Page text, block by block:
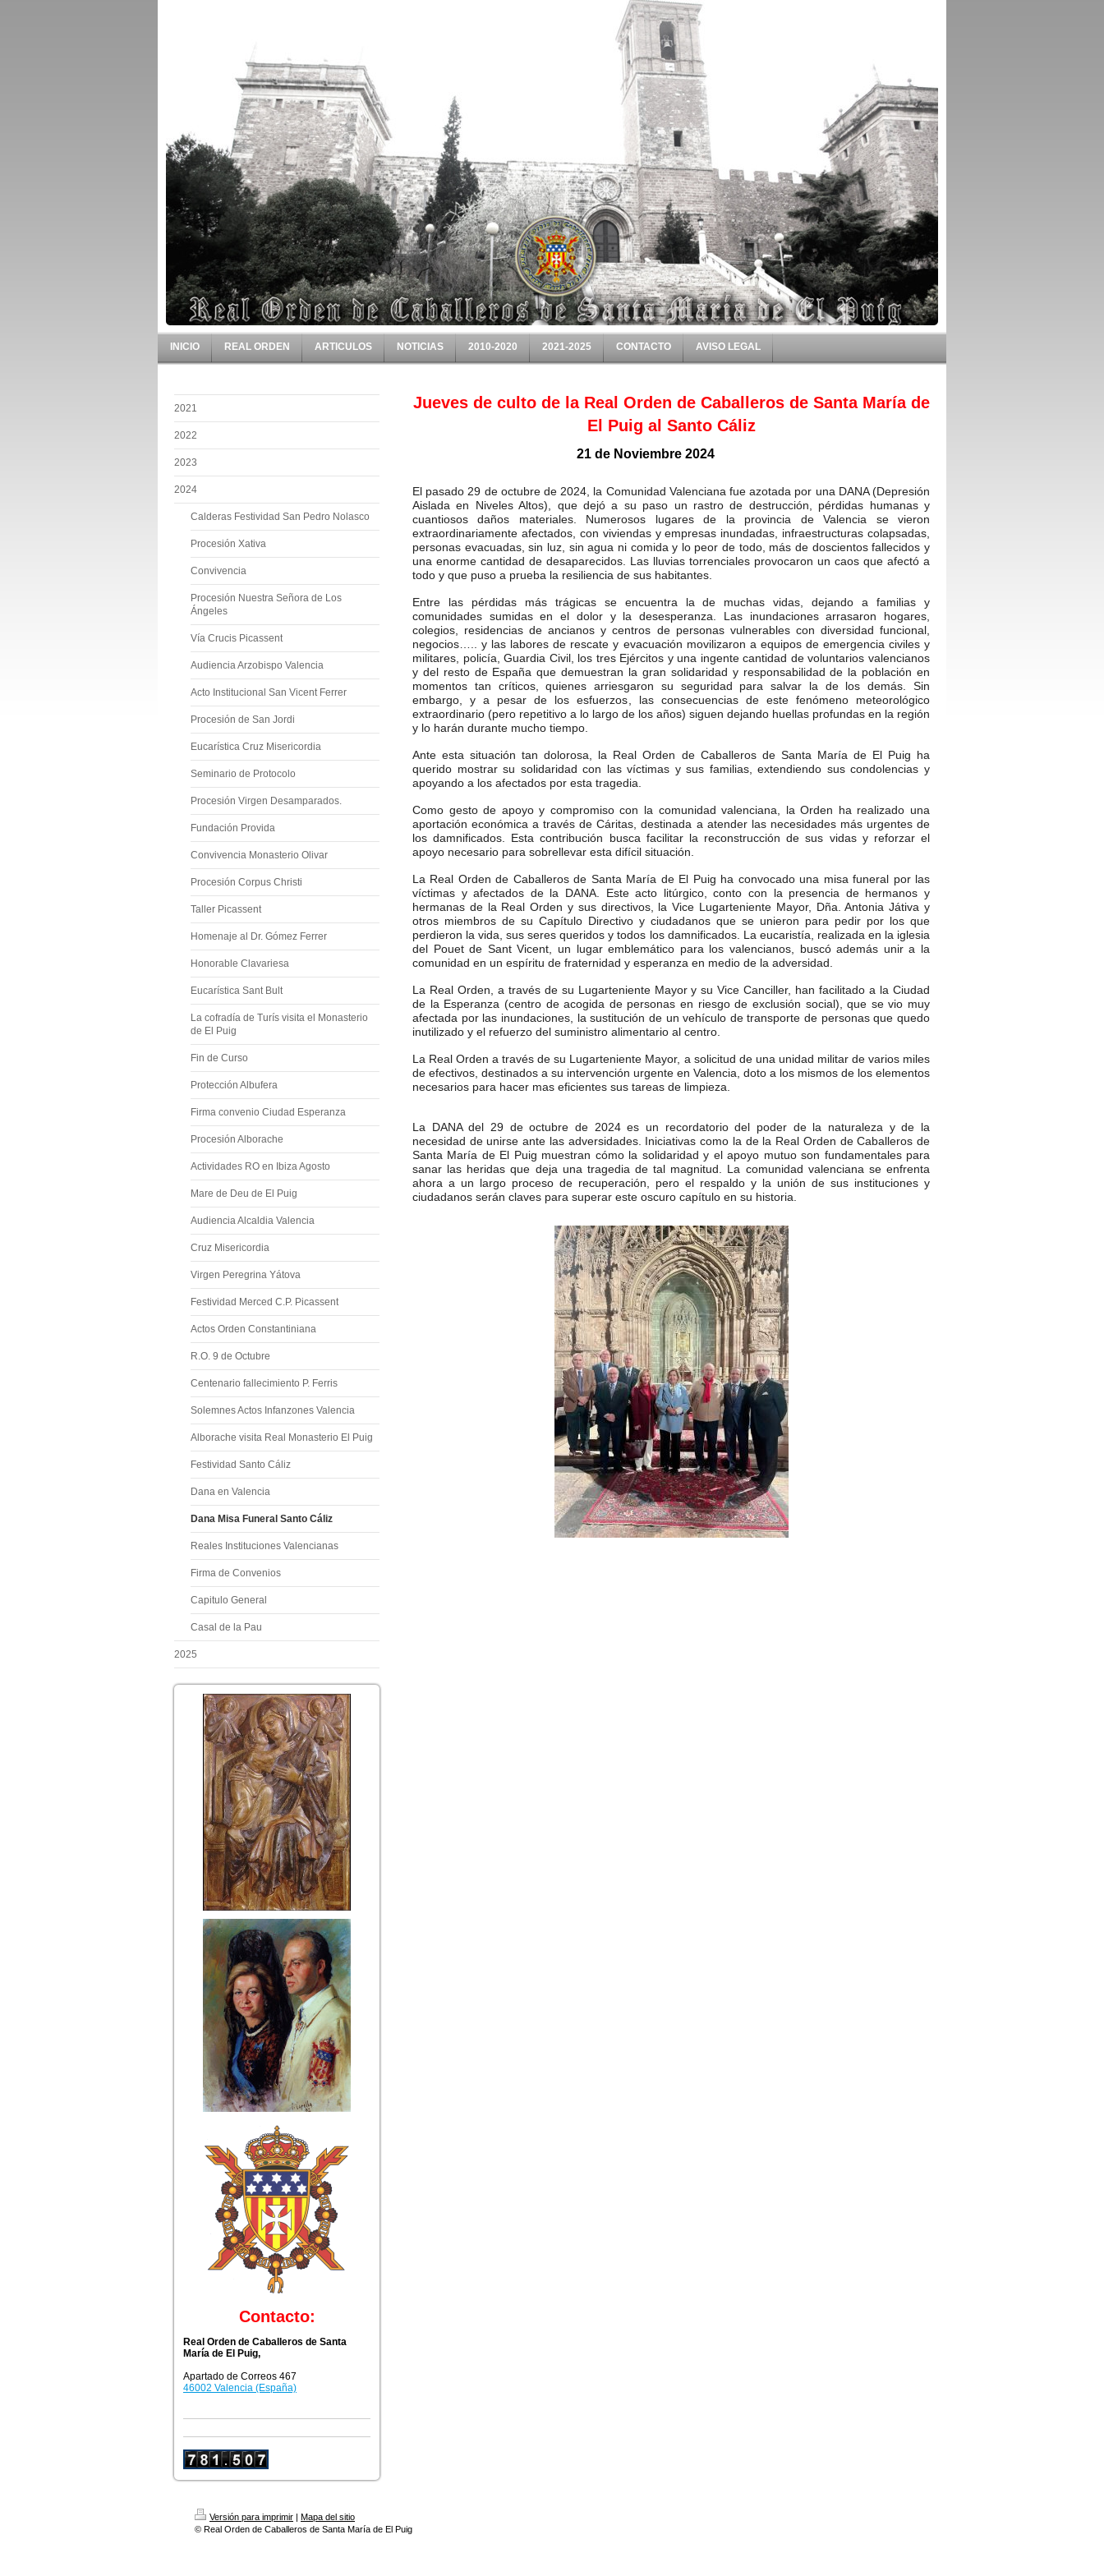
INICIO REAL ORDEN ARTICULOS NOTICIAS 2010-2020 2021-2025 CONTACTO AVISO LEGAL
2021
2022
2023
2024
Calderas Festividad San Pedro Nolasco
Procesión Xativa
Convivencia
Procesión Nuestra Señora de Los
Ángeles
Vía Crucis Picassent
Audiencia Arzobispo Valencia
Acto Institucional San Vicent Ferrer
Procesión de San Jordi
Eucarística Cruz Misericordia
Seminario de Protocolo
Procesión Virgen Desamparados.
Fundación Provida
Convivencia Monasterio Olivar
Procesión Corpus Christi
Taller Picassent
Homenaje al Dr. Gómez Ferrer
Honorable Clavariesa
Eucarística Sant Bult
La cofradía de Turís visita el Monasterio
de El Puig
Fin de Curso
Protección Albufera
Firma convenio Ciudad Esperanza
Procesión Alborache
Actividades RO en Ibiza Agosto
Mare de Deu de El Puig
Audiencia Alcaldia Valencia
Cruz Misericordia
Virgen Peregrina Yátova
Festividad Merced C.P. Picassent
Actos Orden Constantiniana
R.O. 9 de Octubre
Centenario fallecimiento P. Ferris
Solemnes Actos Infanzones Valencia
Alborache visita Real Monasterio El Puig
Festividad Santo Cáliz
Dana en Valencia
Dana Misa Funeral Santo Cáliz
Reales Instituciones Valencianas
Firma de Convenios
Capitulo General
Casal de la Pau
2025
Contacto:
Real Orden de Caballeros de Santa
María de El Puig,
Apartado de Correos 467
46002 Valencia (España)
Jueves de culto de la Real Orden de Caballeros de Santa María de
El Puig al Santo Cáliz
21 de Noviembre 2024
El pasado 29 de octubre de 2024, la Comunidad Valenciana fue azotada por una DANA (Depresión
Aislada en Niveles Altos), que dejó a su paso un rastro de destrucción, pérdidas humanas y
cuantiosos daños materiales. Numerosos lugares de la provincia de Valencia se vieron
extraordinariamente afectados, con viviendas y empresas inundadas, infraestructuras colapsadas,
personas evacuadas, sin luz, sin agua ni comida y lo peor de todo, más de doscientos fallecidos y
una enorme cantidad de desaparecidos. Las lluvias torrenciales provocaron un caos que afectó a
todo y que puso a prueba la resiliencia de sus habitantes.
Entre las pérdidas más trágicas se encuentra la de muchas vidas, dejando a familias y
comunidades sumidas en el dolor y la desesperanza. Las inundaciones arrasaron hogares,
colegios, residencias de ancianos y centros de personas vulnerables con diversidad funcional,
negocios….. y las labores de rescate y evacuación movilizaron a equipos de emergencia civiles y
militares, policía, Guardia Civil, los tres Ejércitos y una ingente cantidad de voluntarios valencianos
y del resto de España que demuestran la gran solidaridad y responsabilidad de la población en
momentos tan críticos, quienes arriesgaron su seguridad para salvar la de los demás. Sin
embargo, y a pesar de los esfuerzos, las consecuencias de este fenómeno meteorológico
extraordinario (pero repetitivo a lo largo de los años) siguen dejando huellas profundas en la región
y lo harán durante mucho tiempo.
Ante esta situación tan dolorosa, la Real Orden de Caballeros de Santa María de El Puig ha
querido mostrar su solidaridad con las víctimas y sus familias, extendiendo sus condolencias y
apoyando a los afectados por esta tragedia.
Como gesto de apoyo y compromiso con la comunidad valenciana, la Orden ha realizado una
aportación económica a través de Cáritas, destinada a atender las necesidades más urgentes de
los damnificados. Esta contribución busca facilitar la reconstrucción de sus vidas y reforzar el
apoyo necesario para sobrellevar esta difícil situación.
La Real Orden de Caballeros de Santa María de El Puig ha convocado una misa funeral por las
víctimas y afectados de la DANA. Este acto litúrgico, conto con la presencia de hermanos y
hermanas de la Real Orden y sus directivos, la Vice Lugarteniente Mayor, Dña. Antonia Játiva y
otros miembros de su Capítulo Directivo y ciudadanos que se unieron para pedir por los que
perdieron la vida, sus seres queridos y todos los damnificados. La eucaristía, realizada en la iglesia
del Pouet de Sant Vicent, un lugar emblemático para los valencianos, buscó además unir a la
comunidad en un espíritu de fraternidad y esperanza en medio de la adversidad.
La Real Orden, a través de su Lugarteniente Mayor y su Vice Canciller, han facilitado a la Ciudad
de la Esperanza (centro de acogida de personas en riesgo de exclusión social), que se vio muy
afectada por las inundaciones, la sustitución de un vehículo de transporte de personas que quedo
inutilizado y el refuerzo del suministro alimentario al centro.
La Real Orden a través de su Lugarteniente Mayor, a solicitud de una unidad militar de varios miles
de efectivos, destinados a su intervención urgente en Valencia, doto a los mismos de los elementos
necesarios para hacer mas eficientes sus tareas de limpieza.
La DANA del 29 de octubre de 2024 es un recordatorio del poder de la naturaleza y de la
necesidad de unirse ante las adversidades. Iniciativas como la de la Real Orden de Caballeros de
Santa María de El Puig muestran cómo la solidaridad y el apoyo mutuo son fundamentales para
sanar las heridas que deja una tragedia de tal magnitud. La comunidad valenciana se enfrenta
ahora a un largo proceso de recuperación, pero el respaldo y la unión de sus instituciones y
ciudadanos serán claves para superar este oscuro capítulo en su historia.
Versión para imprimir | Mapa del sitio
© Real Orden de Caballeros de Santa María de El Puig